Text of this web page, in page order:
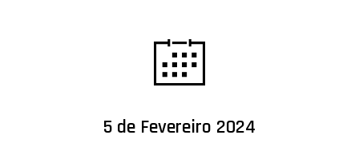
5 de Fevereiro 2024